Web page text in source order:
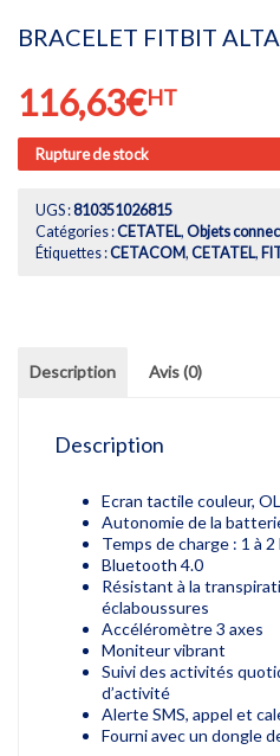
BRACELET FITBIT ALTA
116,63€HT
Rupture de stock
UGS :810351026815
Catégories :CETATEL, Objets
Étiquettes :CETACOM, CETATEL,
Description Avis (0)
Description
Ecran tactile couleur,
Autonomie de la
Temps de charge : 1 à
Bluetooth 4.0
Résistant à la
éclaboussures
Accéléromètre 3 axes
Moniteur vibrant
Suivi des activités
d’activité
Alerte SMS, appel et
Fourni avec un dongle